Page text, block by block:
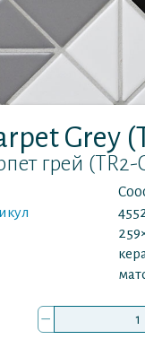
Grey
грей (TR2-
–